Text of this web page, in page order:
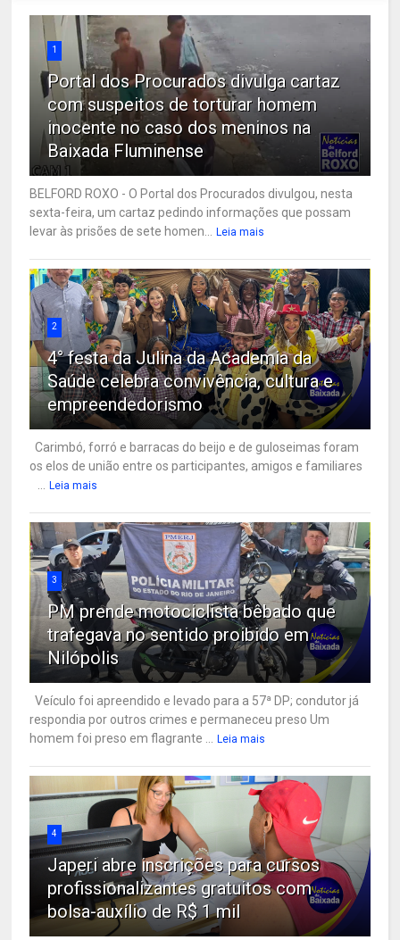
1
Portal dos Procurados divulga cartaz
com suspeitos de torturar homem
inocente no caso dos meninos na
Baixada Fluminense
BELFORD ROXO - O Portal dos Procurados divulgou, nesta
sexta-feira, um cartaz pedindo informações que possam
levar às prisões de sete homen...
Leia mais
2
4° festa da Julina da Academia da
Saúde celebra convivência, cultura e
empreendedorismo
Carimbó, forró e barracas do beijo e de guloseimas foram
os elos de união entre os participantes, amigos e familiares
Leia mais
3
PM prende motociclista bêbado que
trafegava no sentido proibido em
Nilópolis
Veículo foi apreendido e levado para a 57ª DP; condutor já
respondia por outros crimes e permaneceu preso Um
homem foi preso em flagrante ...
Leia mais
4
Japeri abre inscrições para cursos
profissionalizantes gratuitos com
bolsa-auxílio de R$ 1 mil